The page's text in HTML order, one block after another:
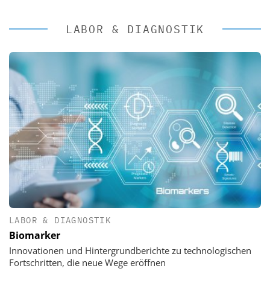
LABOR & DIAGNOSTIK
LABOR & DIAGNOSTIK
Biomarker
Innovationen und Hintergrundberichte zu technologischen
Fortschritten, die neue Wege eröffnen